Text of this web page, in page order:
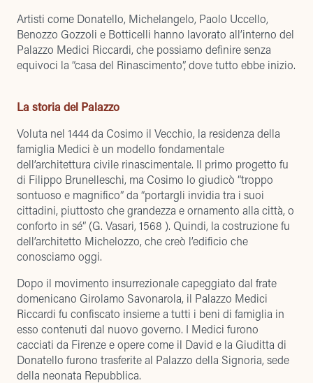
Artisti come Donatello, Michelangelo, Paolo Uccello,
Benozzo Gozzoli e Botticelli hanno lavorato all’interno del
Palazzo Medici Riccardi, che possiamo definire senza
equivoci la “casa del Rinascimento”, dove tutto ebbe inizio.
La storia del Palazzo
Voluta nel 1444 da Cosimo il Vecchio, la residenza della
famiglia Medici è un modello fondamentale
dell’architettura civile rinascimentale. Il primo progetto fu
di Filippo Brunelleschi, ma Cosimo lo giudicò “troppo
sontuoso e magnifico” da “portargli invidia tra i suoi
cittadini, piuttosto che grandezza e ornamento alla città, o
conforto in sé” (G. Vasari, 1568 ). Quindi, la costruzione fu
dell’architetto Michelozzo, che creò l’edificio che
conosciamo oggi.
Dopo il movimento insurrezionale capeggiato dal frate
domenicano Girolamo Savonarola, il Palazzo Medici
Riccardi fu confiscato insieme a tutti i beni di famiglia in
esso contenuti dal nuovo governo. I Medici furono
cacciati da Firenze e opere come il David e la Giuditta di
Donatello furono trasferite al Palazzo della Signoria, sede
della neonata Repubblica.